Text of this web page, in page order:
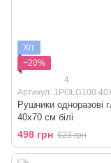
Хіт
−20%
4
Артикул:
Рушники одноразові
40x70 см білі
498 грн 623 грн